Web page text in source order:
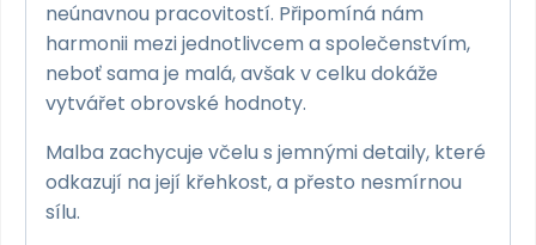
neúnavnou pracovitostí. Připomíná nám
harmonii mezi jednotlivcem a společenstvím,
neboť sama je malá, avšak v celku dokáže
vytvářet obrovské hodnoty.
Malba zachycuje včelu s jemnými detaily, které
odkazují na její křehkost, a přesto nesmírnou
sílu.